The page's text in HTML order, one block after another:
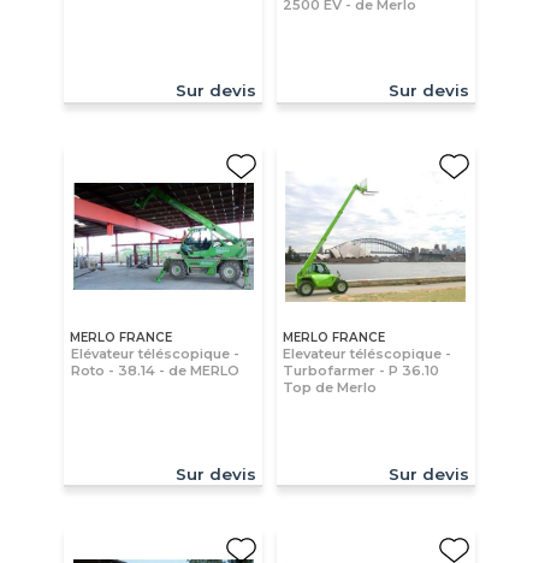
Sur devis
2500 EV - de Merlo
Sur devis
MERLO FRANCE
Elévateur téléscopique -
Roto - 38.14 - de MERLO
Sur devis
MERLO FRANCE
Elevateur téléscopique -
Turbofarmer - P 36.10
Top de Merlo
Sur devis